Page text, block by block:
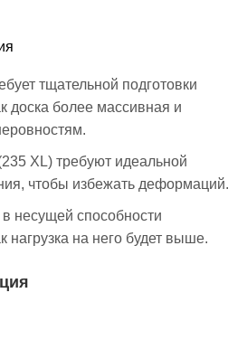
тщательной подготовки
доска более массивная и
XL) требуют идеальной
чтобы избежать деформаций.
несущей способности
нагрузка на него будет выше.